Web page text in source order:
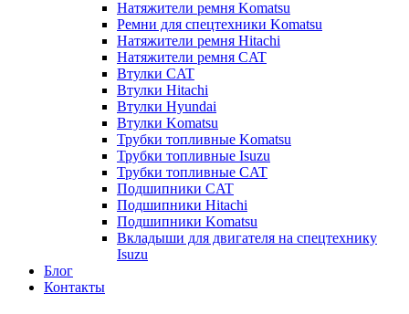
Натяжители ремня Komatsu
Ремни для спецтехники Komatsu
Натяжители ремня Hitachi
Натяжители ремня CAT
Втулки CAT
Втулки Hitachi
Втулки Hyundai
Втулки Komatsu
Трубки топливные Komatsu
Трубки топливные Isuzu
Трубки топливные CAT
Подшипники CAT
Подшипники Hitachi
Подшипники Komatsu
Вкладыши для двигателя на спецтехнику
Isuzu
Блог
Контакты